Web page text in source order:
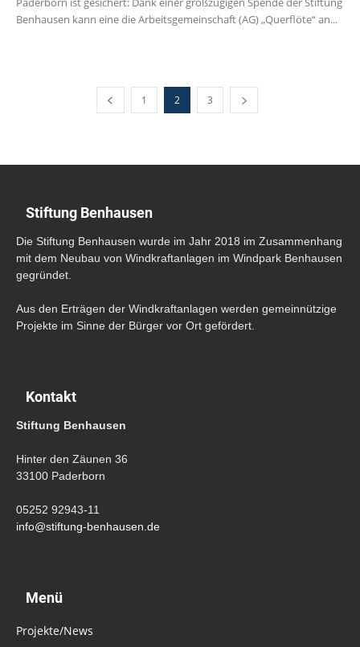
Benhausen kann eine die Arbeitsgemeinschaft (AG) „Querflöte“ an...
1 2 3
Stiftung Benhausen
Die Stiftung Benhausen wurde im Jahr 2018 im Zusammenhang
mit dem Neubau von Windkraftanlagen im Windpark Benhausen
gegründet.
Aus den Erträgen der Windkraftanlagen werden gemeinnützige
Projekte im Sinne der Bürger vor Ort gefördert.
Kontakt
Stiftung Benhausen
Hinter den Zäunen 36
33100 Paderborn
05252 92943-11
info@stiftung-benhausen.de
Menü
Projekte/News